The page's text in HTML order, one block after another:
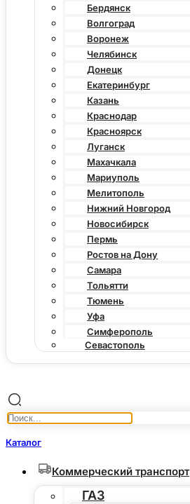
Бердянск
Волгоград
Воронеж
Челябинск
Донецк
Екатеринбург
Казань
Краснодар
Красноярск
Луганск
Махачкала
Мариуполь
Мелитополь
Нижний Новгород
Новосибирск
Пермь
Ростов на Дону
Самара
Тольятти
Тюмень
Уфа
Симферополь
Севастополь
Каталог
Коммерческий транспорт
ГАЗ